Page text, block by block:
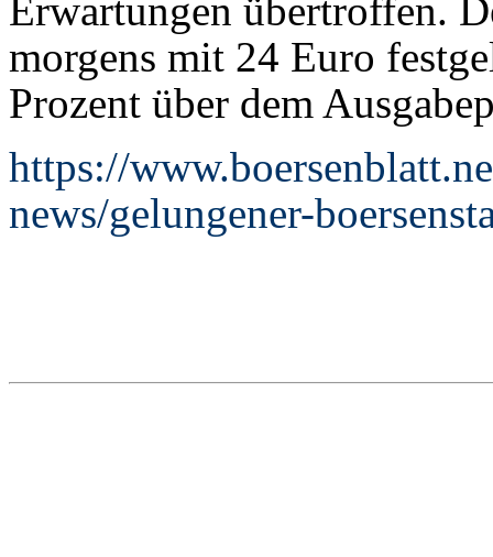
Erwartungen übertroffen.
morgens mit 24 Euro
Prozent über dem
https://
news/gelungener-